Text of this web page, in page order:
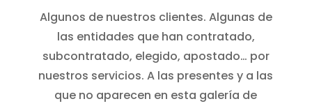
Algunos de nuestros clientes. Algunas de
las entidades que han contratado,
subcontratado, elegido, apostado… por
nuestros servicios. A las presentes y a las
que no aparecen en esta galería de